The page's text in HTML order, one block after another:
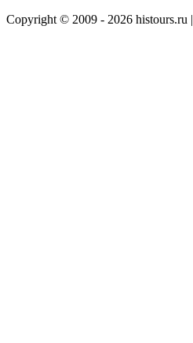
Copyright © 2009 - 2026 histours.ru |